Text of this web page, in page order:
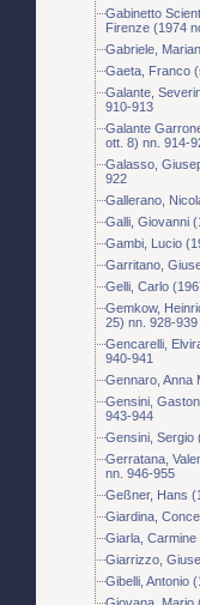
Gabinetto
Firenze (1974
Gabriele,
Gaeta, Franco
Galante,
910-913
Galante
ott. 8) nn. 914-
Galasso,
922
Gallerano,
Galli, Giovanni
Gambi, Lucio
Garritano,
Gelli, Carlo
Gemkow,
25) nn. 928-939
Gencarelli,
940-941
Gennaro, Anna
Gensini,
943-944
Gensini, Sergio
Gerratana,
nn. 946-955
Geßner, Hans
Giardina,
Giarla,
Giarrizzo,
Gibelli, Antonio
Giovana, Mario